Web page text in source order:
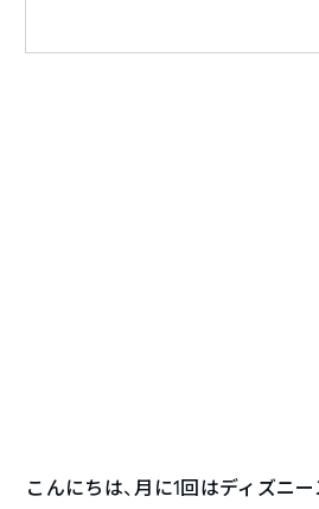
こんにちは、月に1回はディズニ